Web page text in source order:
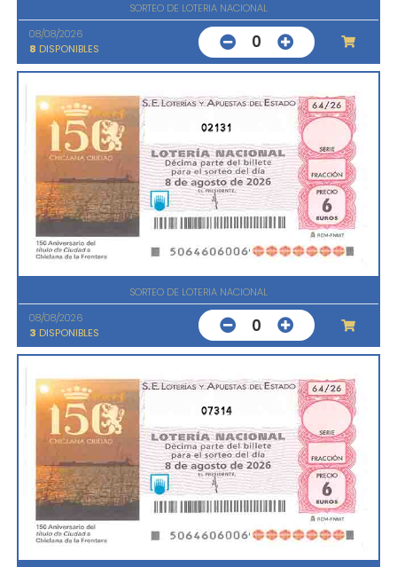
SORTEO DE LOTERIA NACIONAL
08/08/2026
8 DISPONIBLES 0
02131
SORTEO DE LOTERIA NACIONAL
08/08/2026
3 DISPONIBLES 0
07314